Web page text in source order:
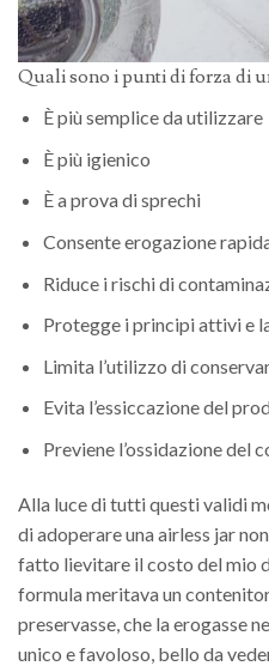
Quali sono i punti di forza di
È più semplice da utilizzare
È più igienico
È a prova di sprechi
Consente erogazione
Riduce i rischi di
Protegge i principi attivi e
Limita l’utilizzo di
Evita l’essiccazione del
Previene l’ossidazione del
Alla luce di tutti questi validi
di adoperare una airless jar
fatto lievitare il costo del mio
formula meritava un
preservasse, che la erogasse
unico e favoloso, bello da